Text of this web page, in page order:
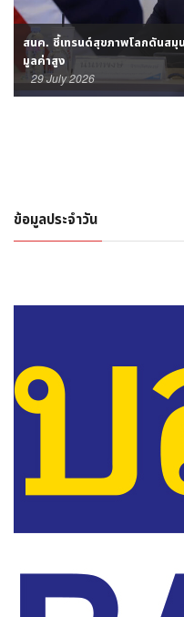
สนค. ชี้เทรนด์สุขภาพโลกดันสมุ
มูลค่าสูง
29 July 2026
ข้อมูลประจำวัน